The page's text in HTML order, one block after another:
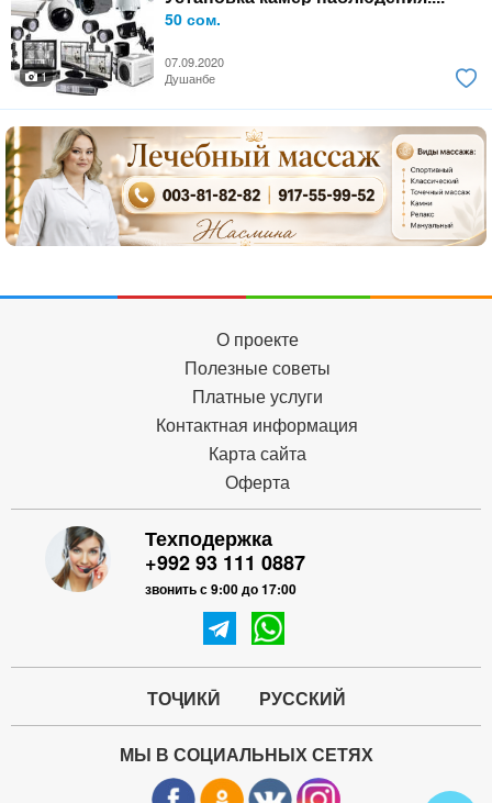
50 сом.
07.09.2020
1
Душанбе
О проекте
Полезные советы
Платные услуги
Контактная информация
Карта сайта
Оферта
Техподержка
+992 93 111 0887
звонить с 9:00 до 17:00
ТОҶИКӢ РУССКИЙ
МЫ В СОЦИАЛЬНЫХ СЕТЯХ